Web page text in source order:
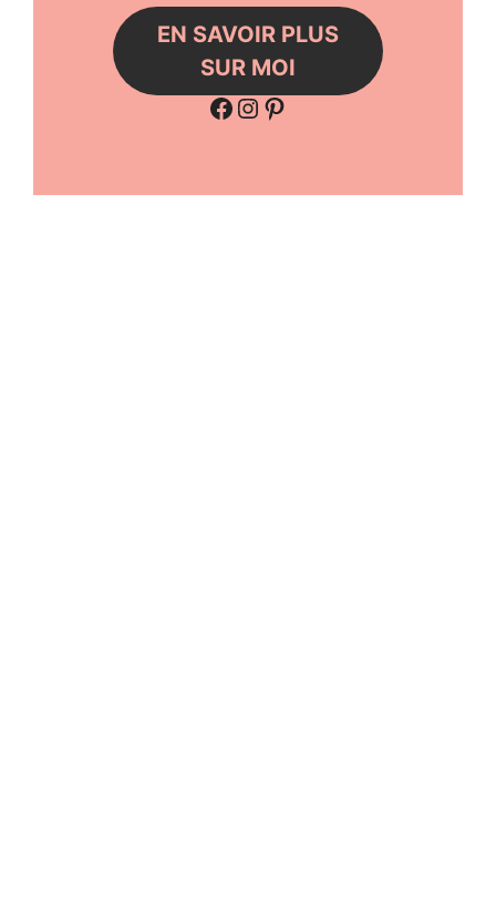
EN SAVOIR PLUS
SUR MOI
Facebook
Instagram
Pinterest